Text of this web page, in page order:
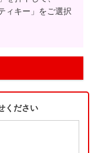
ィキー」をご選択
ください